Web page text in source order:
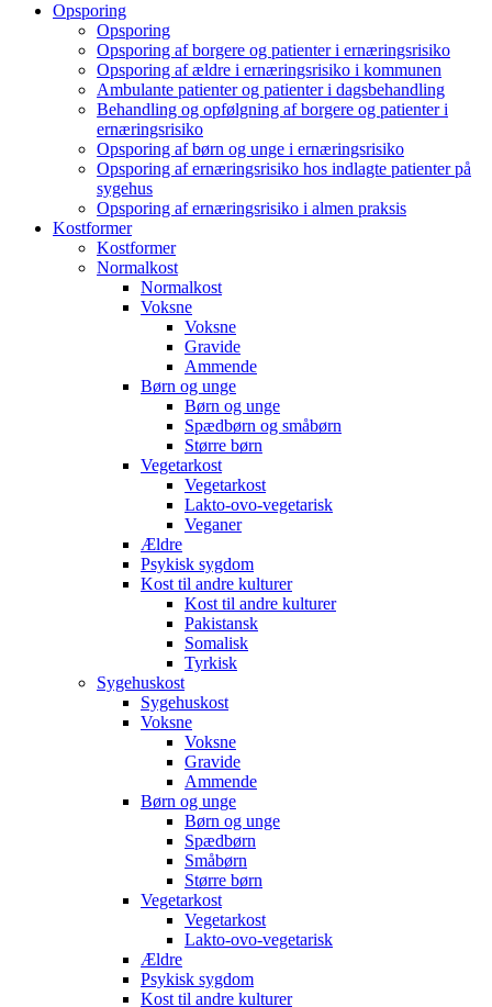
Opsporing
Opsporing
Opsporing af borgere og patienter i ernæringsrisiko
Opsporing af ældre i ernæringsrisiko i kommunen
Ambulante patienter og patienter i dagsbehandling
Behandling og opfølgning af borgere og patienter i
ernæringsrisiko
Opsporing af børn og unge i ernæringsrisiko
Opsporing af ernæringsrisiko hos indlagte patienter på
sygehus
Opsporing af ernæringsrisiko i almen praksis
Kostformer
Kostformer
Normalkost
Normalkost
Voksne
Voksne
Gravide
Ammende
Børn og unge
Børn og unge
Spædbørn og småbørn
Større børn
Vegetarkost
Vegetarkost
Lakto-ovo-vegetarisk
Veganer
Ældre
Psykisk sygdom
Kost til andre kulturer
Kost til andre kulturer
Pakistansk
Somalisk
Tyrkisk
Sygehuskost
Sygehuskost
Voksne
Voksne
Gravide
Ammende
Børn og unge
Børn og unge
Spædbørn
Småbørn
Større børn
Vegetarkost
Vegetarkost
Lakto-ovo-vegetarisk
Ældre
Psykisk sygdom
Kost til andre kulturer